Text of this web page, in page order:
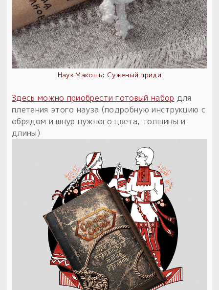
Пыльный сундучок
большое обновление
Товары со скидкой
Новинки
Товары недели
Безоплатная доставка
на заказ от 4 тыс. руб. со скидкой
к заказу от 3 тыс. руб.
Науз Макошь: Суженый приди
Здесь можно приобрести готовый набор для
плетения этого науза (подробную инструкцию с
обрядом и шнур нужного цвета, толщины и
длины)